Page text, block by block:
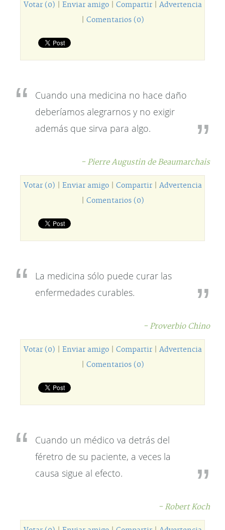
Votar (0) Enviar amigo| Compartir| Advertencia
Comentarios (0)
Cuando una medicina no hace daño
deberíamos alegrarnos y no exigir
además que sirva para algo.
- Pierre Augustin de Beaumarchais
Votar (0) Enviar amigo| Compartir| Advertencia
Comentarios (0)
La medicina sólo puede curar las
enfermedades curables.
- Proverbio Chino
Votar (0) Enviar amigo| Compartir| Advertencia
Comentarios (0)
Cuando un médico va detrás del
féretro de su paciente, a veces la
causa sigue al efecto.
- Robert Koch